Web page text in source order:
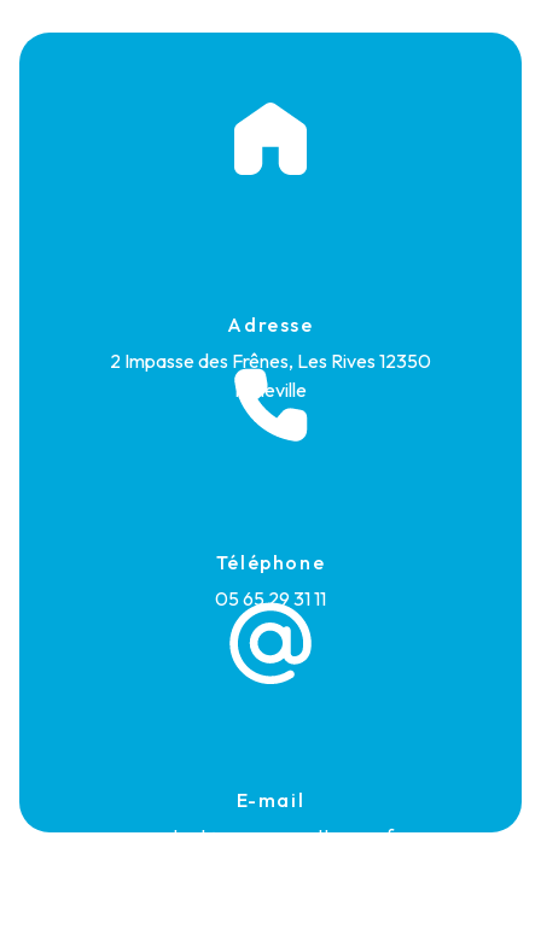
Adresse
2 Impasse des Frênes, Les Rives12350
Maleville
Téléphone
05 65 29 31 11
E-mail
contact@rouerguenettoyage.fr